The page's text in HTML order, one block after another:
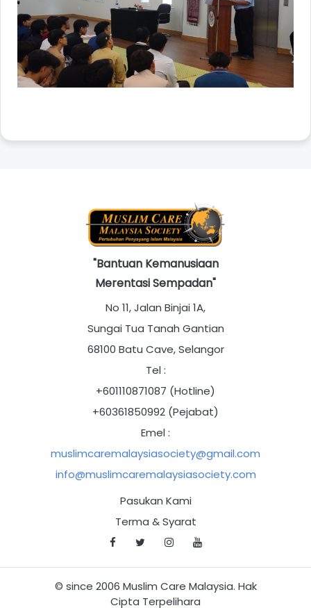
"Bantuan Kemanusiaan
Merentasi Sempadan"
No 11, Jalan Binjai 1A,
Sungai Tua Tanah Gantian
68100 Batu Cave, Selangor
Tel :
+601110871087 (Hotline)
+60361850992 (Pejabat)
Emel :
muslimcaremalaysiasociety@gmail.com
info@muslimcaremalaysiasociety.com
Pasukan Kami
Terma & Syarat
© since 2006 Muslim Care Malaysia. Hak
Cipta Terpelihara